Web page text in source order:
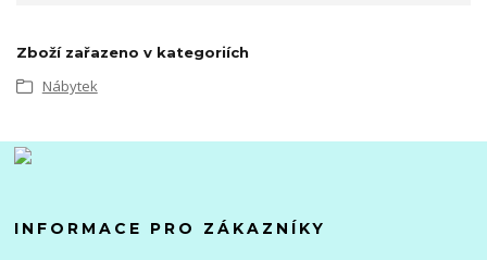
Zboží zařazeno v kategoriích
Nábytek
INFORMACE PRO ZÁKAZNÍKY